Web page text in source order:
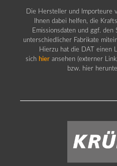
Die Hersteller und Importeure
Ihnen dabei helfen, die
Emissionsdaten und ggf.
unterschiedlicher Fabrikate
Hierzu hat die DAT einen
sich hier ansehen (externer
bzw. hier